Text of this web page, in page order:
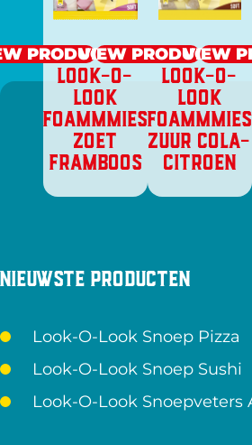
LOOK-O-
LOOK
FOAMMMIES
ZOET
FRAMBOOS
PRODUCT
LOOK-O-
LOOK
FOAMMMIES
ZUUR COLA-
CITROEN
VIEW PRODUCT
VIEW
Nieuwste producten
Look-O-Look Snoep Pizza
Look-O-Look Snoep Sushi
Look-O-Look Snoepveters